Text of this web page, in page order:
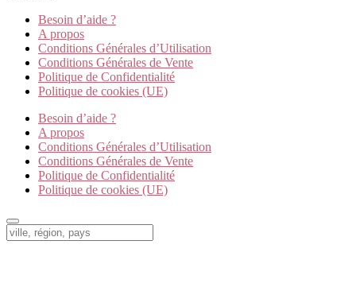
Besoin d’aide ?
A propos
Conditions Générales d’Utilisation
Conditions Générales de Vente
Politique de Confidentialité
Politique de cookies (UE)
Besoin d’aide ?
A propos
Conditions Générales d’Utilisation
Conditions Générales de Vente
Politique de Confidentialité
Politique de cookies (UE)